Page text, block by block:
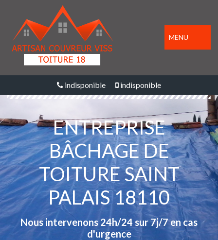
MENU
indisponible indisponible
ENTREPRISE
BÂCHAGE DE
TOITURE SAINT
PALAIS 18110
Nous intervenons 24h/24 sur 7j/7 en cas
d'urgence